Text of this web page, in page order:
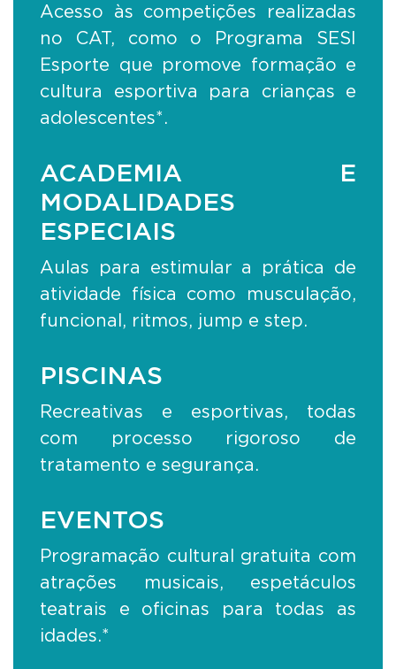
Acesso às competições realizadas
no CAT, como o Programa SESI
Esporte que promove formação e
cultura esportiva para crianças e
adolescentes*.
ACADEMIA E
MODALIDADES
ESPECIAIS
Aulas para estimular a prática de
atividade física como musculação,
funcional, ritmos, jump e step.
PISCINAS
Recreativas e esportivas, todas
com processo rigoroso de
tratamento e segurança.
EVENTOS
Programação cultural gratuita com
atrações musicais, espetáculos
teatrais e oficinas para todas as
idades.*